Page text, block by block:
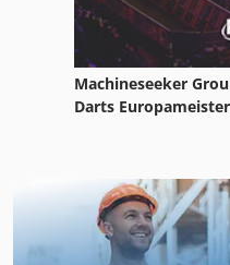
Machineseeker
Darts